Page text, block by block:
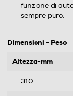
funzione di
sempre puro.
Dimensioni - Peso
Altezza-mm
310